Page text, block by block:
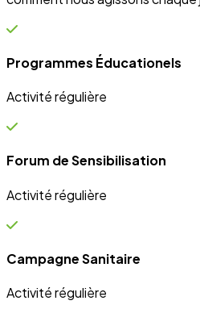
Ateliers communautaires
Activité régulière